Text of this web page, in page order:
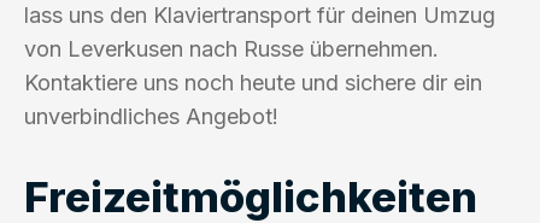
lass uns den Klaviertransport für deinen Umzug
von Leverkusen nach Russe übernehmen.
Kontaktiere uns noch heute und sichere dir ein
unverbindliches Angebot!
Freizeitmöglichkeiten